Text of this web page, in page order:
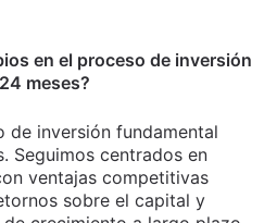
en el proceso de inversión
meses?
de inversión fundamental
Seguimos centrados en
ventajas competitivas
sobre el capital y